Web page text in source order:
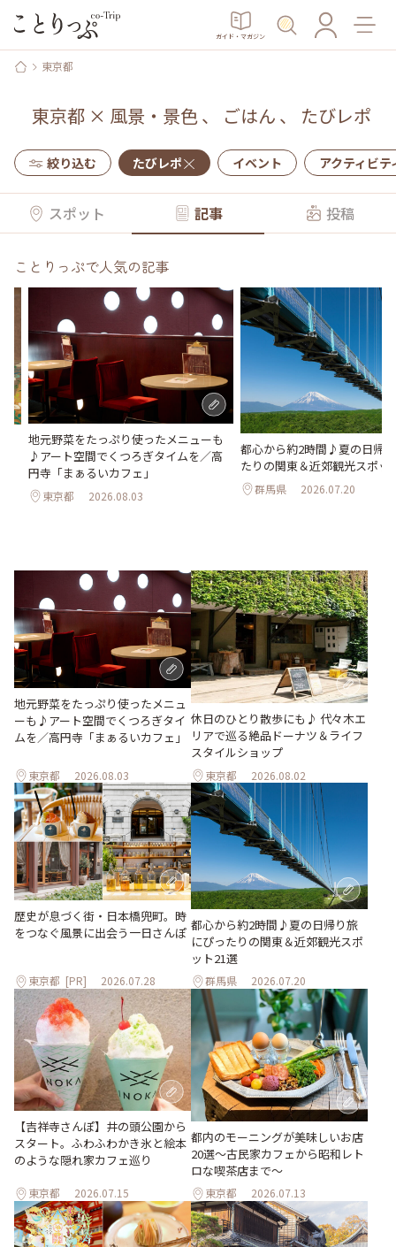
ガイド・マガジン
東京都
東京都 × 風景・景色、 ごはん 、 たびレポ
絞り込む たびレポ イベント アクティビテ
スポット 記事 投稿
ことりっぷで人気の記事
地元野菜をたっぷり使ったメニューも
♪アート空間でくつろぎタイムを／高
円寺「まぁるいカフェ」
東京都 2026.08.03
都心から約2時間♪夏の日帰
たりの関東＆近郊観光スポッ
群馬県 2026.07.20
地元野菜をたっぷり使ったメニュ
ーも♪アート空間でくつろぎタイ
ムを／高円寺「まぁるいカフェ」
東京都 2026.08.03
休日のひとり散歩にも♪ 代々木エ
リアで巡る絶品ドーナツ＆ライフ
スタイルショップ
東京都 2026.08.02
歴史が息づく街・日本橋兜町。時
をつなぐ風景に出会う一日さんぽ
東京都 [PR] 2026.07.28
都心から約2時間♪夏の日帰り旅
にぴったりの関東＆近郊観光スポ
ット21選
群馬県 2026.07.20
【吉祥寺さんぽ】井の頭公園から
スタート。ふわふわかき氷と絵本
のような隠れ家カフェ巡り
東京都 2026.07.15
都内のモーニングが美味しいお店
20選～古民家カフェから昭和レト
ロな喫茶店まで～
東京都 2026.07.13